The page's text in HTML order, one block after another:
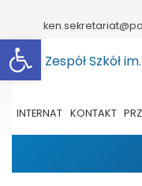
INTERNAT KONTAKT
Otwórz pasek narzędzi